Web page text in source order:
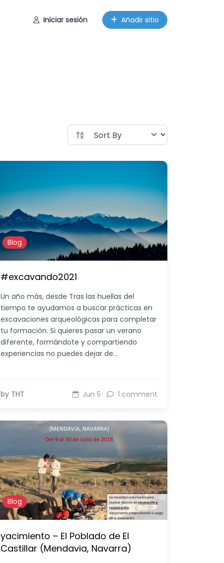
Iniciar sesión Añadir sitio
Blog
#excavando2021
Un año más, desde Tras las huellas del
tiempo te ayudamos a buscar prácticas en
excavaciones arqueológicas para completar
tu formación. Si quieres pasar un verano
diferente, formándote y compartiendo
experiencias no puedes dejar de…
by THT Jun 5 1 comment
Blog
yacimiento – El Poblado de El
Castillar (Mendavia, Navarra)